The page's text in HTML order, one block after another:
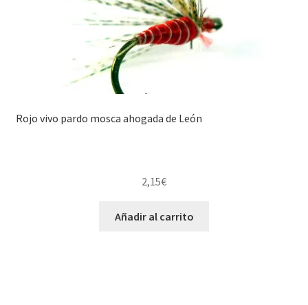
Rojo vivo pardo mosca ahogada de León
2,15€
Añadir al carrito